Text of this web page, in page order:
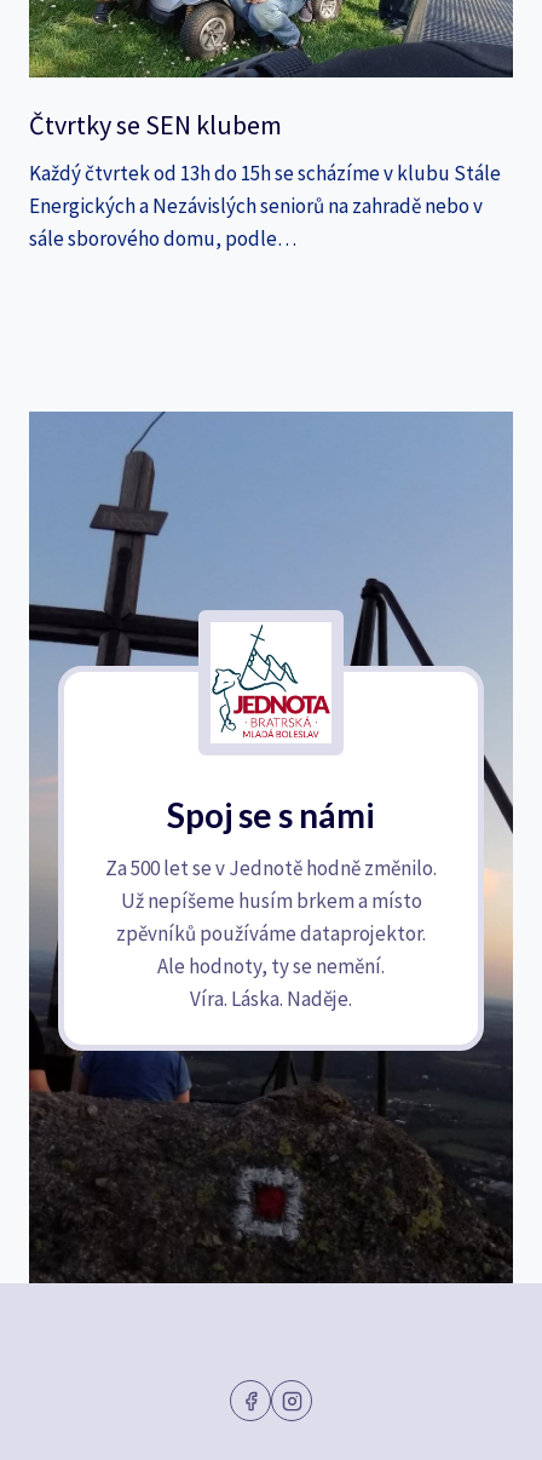
Čtvrtky se SEN klubem
Každý čtvrtek od 13h do 15h se scházíme v klubu Stále
Energických a Nezávislých seniorů na zahradě nebo v
sále sborového domu, podle…
Spoj se s námi
Za 500 let se v Jednotě hodně změnilo.
Už nepíšeme husím brkem a místo
zpěvníků používáme dataprojektor.
Ale hodnoty, ty se nemění.
Víra. Láska. Naděje.